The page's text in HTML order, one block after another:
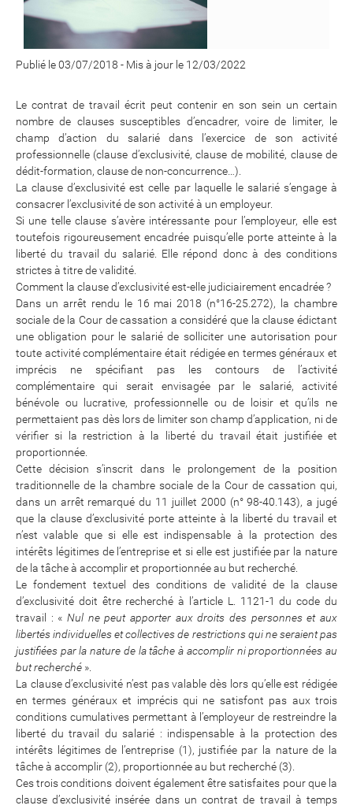
Publié le 03/07/2018 - Mis à jour le 12/03/2022
Le contrat de travail écrit peut contenir en son sein un certain
nombre de clauses susceptibles d’encadrer, voire de limiter, le
champ d’action du salarié dans l’exercice de son activité
professionnelle (clause d’exclusivité, clause de mobilité, clause de
dédit-formation, clause de non-concurrence…).
La clause d’exclusivité est celle par laquelle le salarié s’engage à
consacrer l’exclusivité de son activité à un employeur.
Si une telle clause s’avère intéressante pour l’employeur, elle est
toutefois rigoureusement encadrée puisqu’elle porte atteinte à la
liberté du travail du salarié. Elle répond donc à des conditions
strictes à titre de validité.
Comment la clause d’exclusivité est-elle judiciairement encadrée ?
Dans un arrêt rendu le 16 mai 2018 (n°16-25.272), la chambre
sociale de la Cour de cassation a considéré que la clause édictant
une obligation pour le salarié de solliciter une autorisation pour
toute activité complémentaire était rédigée en termes généraux et
imprécis ne spécifiant pas les contours de l’activité
complémentaire qui serait envisagée par le salarié, activité
bénévole ou lucrative, professionnelle ou de loisir et qu’ils ne
permettaient pas dès lors de limiter son champ d’application, ni de
vérifier si la restriction à la liberté du travail était justifiée et
proportionnée.
Cette décision s’inscrit dans le prolongement de la position
traditionnelle de la chambre sociale de la Cour de cassation qui,
dans un arrêt remarqué du 11 juillet 2000 (n° 98-40.143), a jugé
que la clause d’exclusivité porte atteinte à la liberté du travail et
n’est valable que si elle est indispensable à la protection des
intérêts légitimes de l’entreprise et si elle est justifiée par la nature
de la tâche à accomplir et proportionnée au but recherché.
Le fondement textuel des conditions de validité de la clause
d’exclusivité doit être recherché à l’article L. 1121-1 du code du
travail : « Nul ne peut apporter aux droits des personnes et aux
libertés individuelles et collectives de restrictions qui ne seraient pas
justifiées par la nature de la tâche à accomplir ni proportionnées au
but recherché ».
La clause d’exclusivité n’est pas valable dès lors qu’elle est rédigée
en termes généraux et imprécis qui ne satisfont pas aux trois
conditions cumulatives permettant à l’employeur de restreindre la
liberté du travail du salarié : indispensable à la protection des
intérêts légitimes de l’entreprise (1), justifiée par la nature de la
tâche à accomplir (2), proportionnée au but recherché (3).
Ces trois conditions doivent également être satisfaites pour que la
clause d’exclusivité insérée dans un contrat de travail à temps